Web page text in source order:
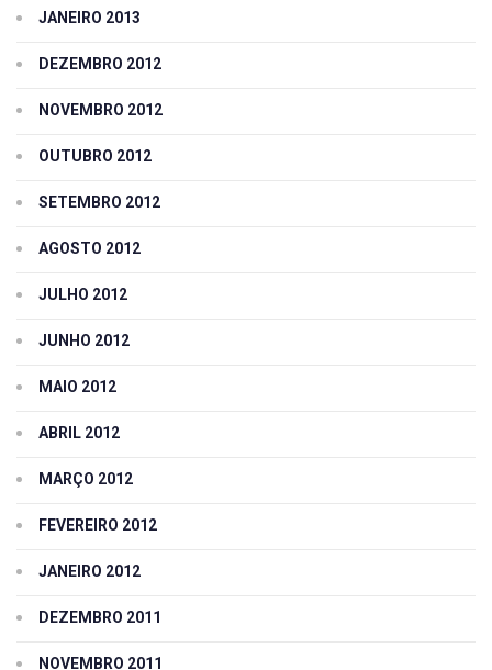
JANEIRO 2013
DEZEMBRO 2012
NOVEMBRO 2012
OUTUBRO 2012
SETEMBRO 2012
AGOSTO 2012
JULHO 2012
JUNHO 2012
MAIO 2012
ABRIL 2012
MARÇO 2012
FEVEREIRO 2012
JANEIRO 2012
DEZEMBRO 2011
NOVEMBRO 2011